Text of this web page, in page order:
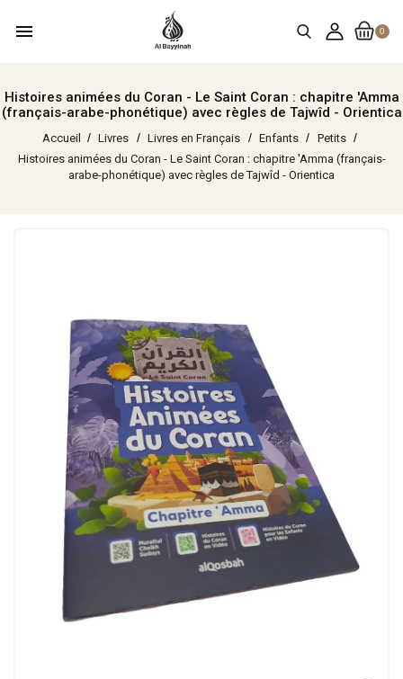
0
menu
Histoires animées du Coran - Le Saint Coran : chapitre 'Amma
(français-arabe-phonétique) avec règles de Tajwîd - Orientica
Accueil Livres Livres en Français Enfants
Petits
Histoires animées du Coran - Le Saint Coran : chapitre 'Amma (français-
arabe-phonétique) avec règles de Tajwîd - Orientica